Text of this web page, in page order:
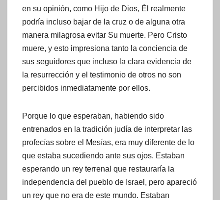
en su opinión, como Hijo de Dios, Él realmente
podría incluso bajar de la cruz o de alguna otra
manera milagrosa evitar Su muerte. Pero Cristo
muere, y esto impresiona tanto la conciencia de
sus seguidores que incluso la clara evidencia de
la resurrección y el testimonio de otros no son
percibidos inmediatamente por ellos.
Porque lo que esperaban, habiendo sido
entrenados en la tradición judía de interpretar las
profecías sobre el Mesías, era muy diferente de lo
que estaba sucediendo ante sus ojos. Estaban
esperando un rey terrenal que restauraría la
independencia del pueblo de Israel, pero apareció
un rey que no era de este mundo. Estaban